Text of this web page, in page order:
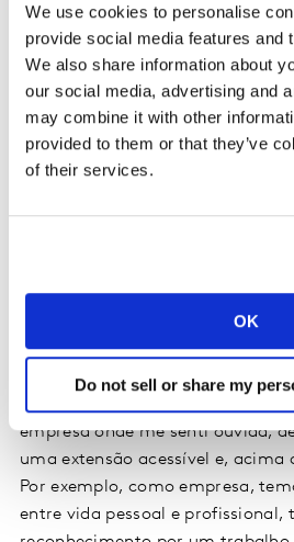
We use cookies to personalise
provide social media features and
We also share information about
our social media, advertising and
may combine it with other
provided to them or that they’ve
of their services.
OK
Do not sell or share my
comunicador e apresentador, e
parte comercial vem quase que
identificar que o cliente tem
crescer, você sempre pode
informação que você poderia
complementar com mais
você entenda tudo na empresa,
como um especial dos negócios
Tendo deixado a Kantar, por
entrar?
empresa onde me senti ouvida,
uma extensão acessível e, acima
Por exemplo, como empresa,
entre vida pessoal e profissional,